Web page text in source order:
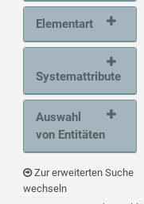
Elementart
Systemattribute
Auswahl
von Entitäten
Zur erweiterten Suche
wechseln